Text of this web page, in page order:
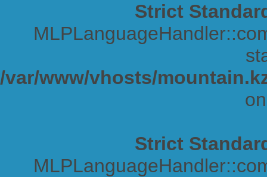
Strict
/var/www/vhosts/
Strict